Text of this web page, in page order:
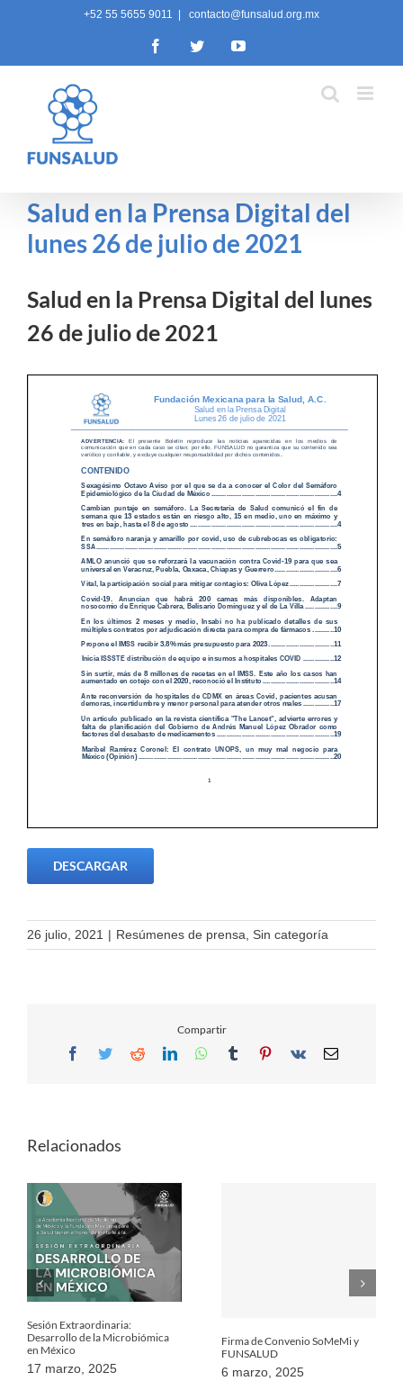
+52 55 5655 9011 contacto@funsalud.org.mx
FacebookTwitterYouTube
Salud en la Prensa Digital del
lunes 26 de julio de 2021
Salud en la Prensa Digital del lunes
26 de julio de 2021
DESCARGAR
26 julio, 2021 | Resúmenes de prensa, Sin categoría
Compartir
Facebook
TwitterRedditLinkedInWhatsApp
TumblrPinterest
Vk Email
Relacionados
Sesión Extraordinaria:
Desarrollo de la Microbiómica
en México
17 marzo, 2025
Firma de Convenio SoMeMi y
FUNSALUD
6 marzo, 2025